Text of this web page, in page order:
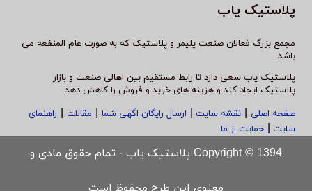
پلاستیک یاب
مجمع بزرگ فعالان صنعت پلیمر و پلاستیک که به صورت عام المنفعه می
باشد.
پلاستیک یاب سعی دارد تا رابط مستقیم بین اهالی صنعت و بازار
پلاستیک ایجاد کند و هزینه های خرید و فروش را کاهش دهد
صفحه اصلی
نقشه سایت ارسال رایگان اگهی شما مقالات
راهنمای
سایت
حمایت از ما
Copyright © 1394 پلاستیک یاب - تمام حقوق مادی و